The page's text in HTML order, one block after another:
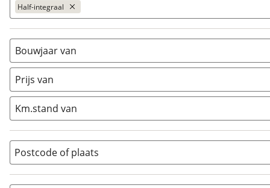
Half-integraal
Alkoof (1)
Busmodel
Caravan (112)
Half-integraal
Integraal (11)
Opzetunit (0
Overig (15)
Vouwwagen
Bouwjaar van
Prijs van
Km.stand van
Postcode of plaats